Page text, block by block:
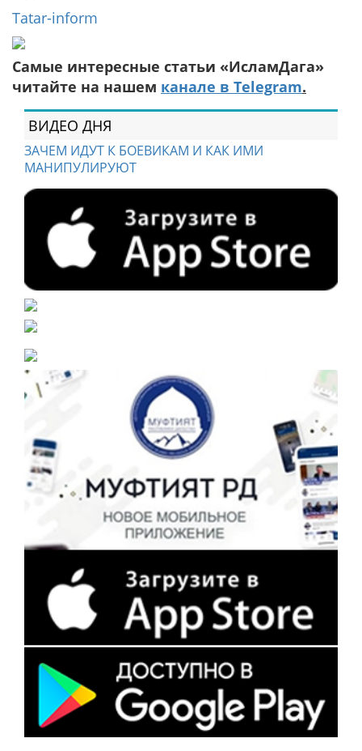
Tatar-inform
Самые интересные статьи «ИсламДага»
читайте на нашем канале в Telegram.
ВИДЕО ДНЯ
ЗАЧЕМ ИДУТ К БОЕВИКАМ И КАК ИМИ
МАНИПУЛИРУЮТ